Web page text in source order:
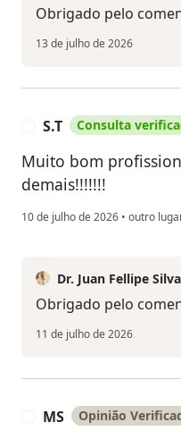
Obrigado pelo
13 de julho de 2026
S.T Consulta
Muito bom
demais!!!!!!!
10 de julho de 2026 • outro
Dr. Juan Fellipe Silva
Obrigado pelo
11 de julho de 2026
MS Opinião